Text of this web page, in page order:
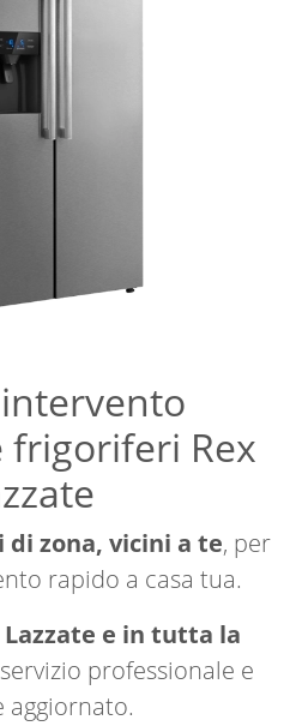
Rex
di zona, vicini a te, per
rapido a casa tua.
Lazzate e in tutta la
professionale e
aggiornato.